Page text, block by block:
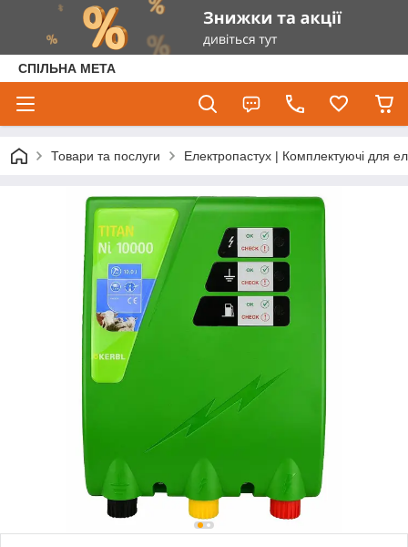
СПІЛЬНА МЕТА
Товари та послуги Електропастух | Комплектуючі для